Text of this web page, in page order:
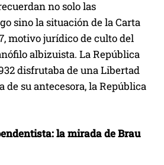
no solo las
sino la situación de la Carta
motivo jurídico de culto del
albizuista. La República
disfrutaba de una Libertad
de su antecesora, la República
la mirada de Brau